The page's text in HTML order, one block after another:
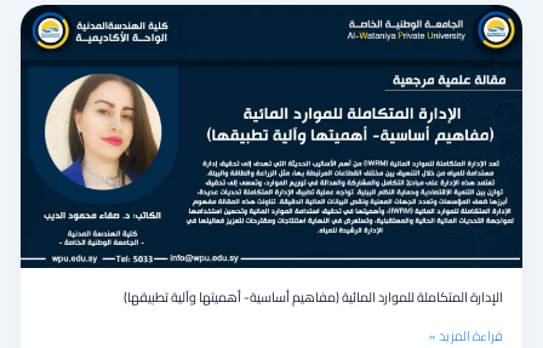
الإدارة المتكاملة للموارد المائية (مفاهيم أساسية- أهميتها وآلية تطبيقها)
الإدارة
المتكاملة
للموارد
المائية
(مفاهيم
أساسية-
أهميتها
وآلية
تطبيقها)
قراءة المزيد »